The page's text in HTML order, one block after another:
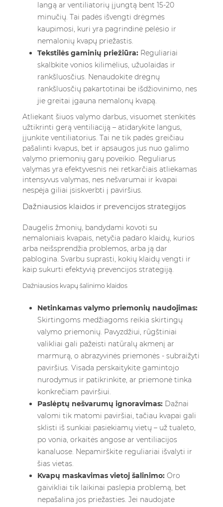
langą ar ventiliatorių įjungtą bent 15-20
minučių. Tai padės išvengti drėgmės
kaupimosi, kuri yra pagrindinė pelėsio ir
nemalonių kvapų priežastis.
Tekstilės gaminių priežiūra: Reguliariai
skalbkite vonios kilimėlius, užuolaidas ir
rankšluosčius. Nenaudokite drėgnų
rankšluosčių pakartotinai be išdžiovinimo, nes
jie greitai įgauna nemalonų kvapą.
Atliekant šiuos valymo darbus, visuomet stenkitės
užtikrinti gerą ventiliaciją – atidarykite langus,
įjunkite ventiliatorius. Tai ne tik padės greičiau
pašalinti kvapus, bet ir apsaugos jus nuo galimo
valymo priemonių garų poveikio. Reguliarus
valymas yra efektyvesnis nei retkarčiais atliekamas
intensyvus valymas, nes nešvarumai ir kvapai
nespėja giliai įsiskverbti į paviršius.
Dažniausios klaidos ir prevencijos strategijos
Daugelis žmonių, bandydami kovoti su
nemaloniais kvapais, netyčia padaro klaidų, kurios
arba neišsprendžia problemos, arba ją dar
pablogina. Svarbu suprasti, kokių klaidų vengti ir
kaip sukurti efektyvią prevencijos strategiją.
Dažniausios kvapų šalinimo klaidos
Netinkamas valymo priemonių naudojimas:
Skirtingoms medžiagoms reikia skirtingų
valymo priemonių. Pavyzdžiui, rūgštiniai
valikliai gali pažeisti natūralų akmenį ar
marmurą, o abrazyvinės priemonės - subraižyti
paviršius. Visada perskaitykite gamintojo
nurodymus ir patikrinkite, ar priemonė tinka
konkrečiam paviršiui.
Paslėptų nešvarumų ignoravimas: Dažnai
valomi tik matomi paviršiai, tačiau kvapai gali
sklisti iš sunkiai pasiekiamų vietų – už tualeto,
po vonia, orkaitės angose ar ventiliacijos
kanaluose. Nepamirškite reguliariai išvalyti ir
šias vietas.
Kvapų maskavimas vietoj šalinimo: Oro
gaivikliai tik laikinai paslepia problemą, bet
nepašalina jos priežasties. Jei naudojate